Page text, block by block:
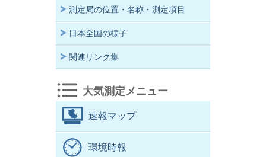
測定局の位置・名称・測定項目
日本全国の様子
関連リンク集
大気測定メニュー
速報マップ
環境時報